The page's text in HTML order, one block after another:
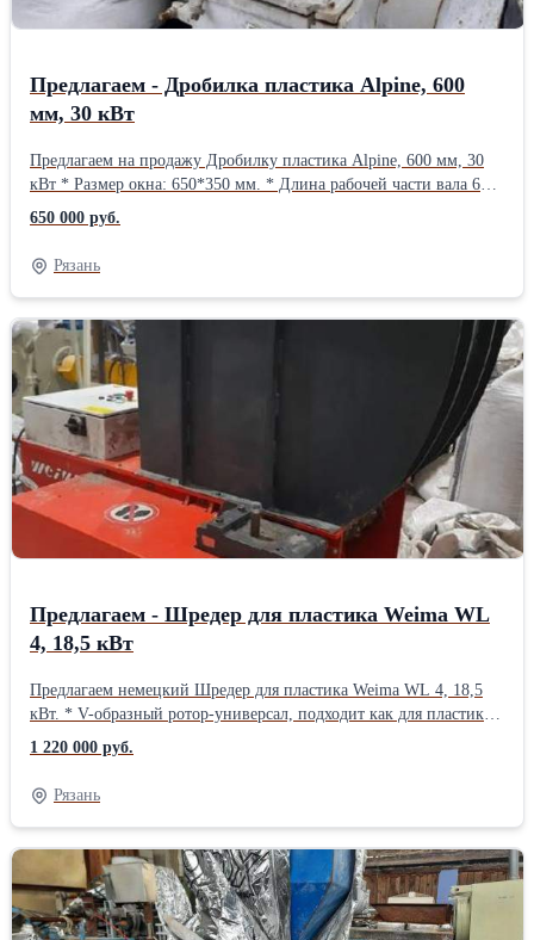
Предлагаем - Дробилка пластика Alpine, 600
мм, 30 кВт
Предлагаем на продажу Дробилку пластика Alpine, 600 мм, 30
кВт * Размер окна: 650*350 мм. * Длина рабочей части вала 660
мм, на валу 4 постели по 3 ножа, косой срез. * На корпусе 4
постели по 2 ответных ножа. * Комплект запасных ножей. *
Двигатель 30 кВт, масса 1650 кг. * Шкаф управления с плавным
пуском и контролем перегрузки. * Бункер под пневмотранспорт.
* Габариты дробилки: 1700*1200*1900 мм. Возможно
подключение, возможна продажа с НДС Контакты - ООО Пласт
Сырье Андрей 8-953-749-94-18 8-900-971-06-19
zlyden62@rambler.ru plastsyre62@rambler.ruВид оборудования:
Дробилки
650 000 руб.
Рязань
Предлагаем - Шредер для пластика Weima WL
4, 18,5 кВт
Предлагаем немецкий Шредер для пластика Weima WL 4, 18,5
кВт. * V-образный ротор-универсал, подходит как для пластика,
так и для дерева. * Ширина рабочей части вала 600 мм, 28
ножей на валу, один ответный нож. Гидроприжим материала, с
контролем нагрузки. * Размеры горловины внутри –
1000*600*1000 мм. * Масса 1300 кг. В хорошем состоянии.
Оборудование своевременно обслуживалось. Все узлы и
агрегаты заводские. Наработка 3112 мч. Подключен, можно
проверить в работе. Возможна продажа с НДС Контакты - ООО
Пласт Сырье Андрей 8-953-749-94-18 8-900-971-06-19
zlyden62@rambler.ru plastsyre62@rambler.ruВид оборудования:
1 220 000 руб.
Рязань